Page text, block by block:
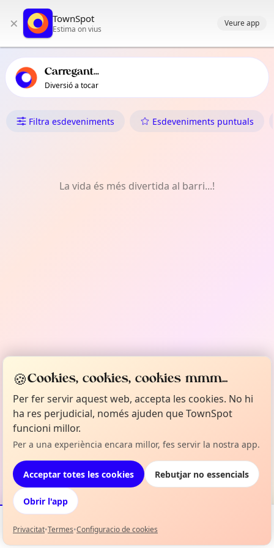
principal de TownSpot
d'esdeveniments locals de TownSpot
× TownSpot
Estima on vius
Veure app
Carregant...
Diversió a tocar
Què Fer a Cadalian
Filtra esdeveniments Esdeveniments puntuals
La vida és més divertida al barri...!
Esdeveniments Mapa La meva selecció
🍪Cookies, cookies, cookies mmm...
Per fer servir aquest web, accepta les cookies. No hi
ha res perjudicial, només ajuden que TownSpot
funcioni millor.
Per a una experiència encara millor, fes servir la nostra app.
Acceptar totes les cookies Rebutjar no essencials
Obrir l'app
Privacitat•Termes•Configuracio de cookies